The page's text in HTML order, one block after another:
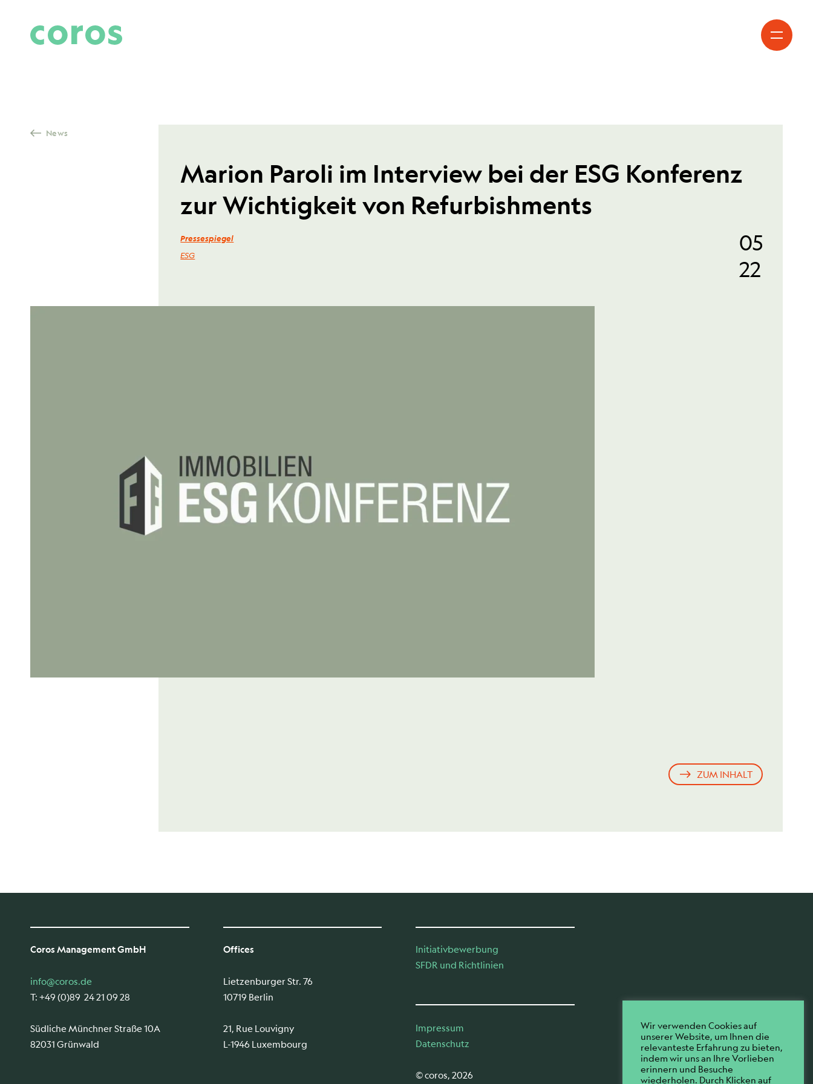
Skip to content
News
Marion Paroli im Interview bei der ESG Konferenz
zur Wichtigkeit von Refurbishments
Pressespiegel
ESG
05
22
ZUM INHALT
Coros Management GmbH
info@coros.de
T: +49 (0)89 24 21 09 28
Südliche Münchner Straße 10A
82031 Grünwald
Offices
Lietzenburger Str. 76
10719 Berlin
21, Rue Louvigny
L-1946 Luxembourg
Initiativbewerbung
SFDR und Richtlinien
Impressum
Datenschutz
© coros, 2026
Wir verwenden Cookies auf
unserer Website, um Ihnen die
relevanteste Erfahrung zu bieten,
indem wir uns an Ihre Vorlieben
erinnern und Besuche
wiederholen. Durch Klicken auf